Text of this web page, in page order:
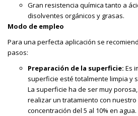
Gran resistencia química tanto a
disolventes orgánicos y grasas.
Modo de empleo
Para una perfecta aplicación se
pasos:
Preparación de la superficie: Es
superficie esté totalmente limpia y
La superficie ha de ser muy
realizar un tratamiento con
concentración del 5 al 10% en agua.